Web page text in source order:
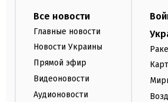
Все новости
Главные новости
Новости Украины
Прямой эфир
Видеоновости
Аудионовости